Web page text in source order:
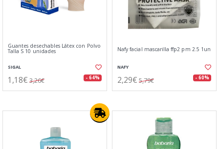
Guantes desechables Látex con Polvo
Talla S 10 unidades
SIGAL
1,18€ 3,26€ - 64%
Nafy facial mascarilla ffp2 pm 2.5 1un
NAFY
2,29€ 5,79€ - 60%